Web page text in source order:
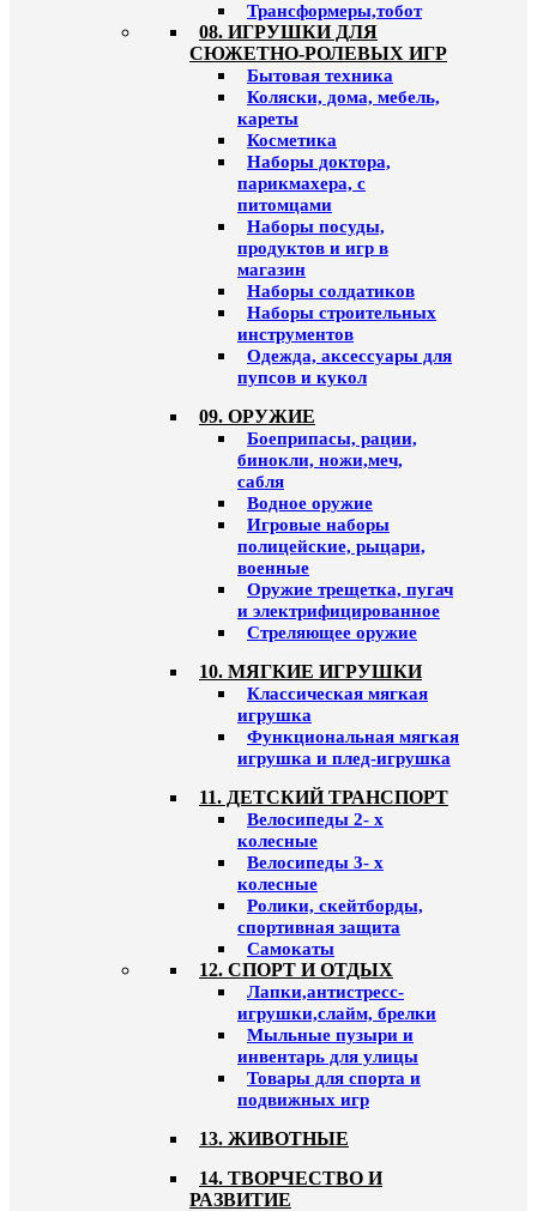
Трансформеры,тобот
08. ИГРУШКИ ДЛЯ
СЮЖЕТНО-РОЛЕВЫХ ИГР
Бытовая техника
Коляски, дома, мебель,
кареты
Косметика
Наборы доктора,
парикмахера, с
питомцами
Наборы посуды,
продуктов и игр в
магазин
Наборы солдатиков
Наборы строительных
инструментов
Одежда, аксессуары для
пупсов и кукол
09. ОРУЖИЕ
Боеприпасы, рации,
бинокли, ножи,меч,
сабля
Водное оружие
Игровые наборы
полицейские, рыцари,
военные
Оружие трещетка, пугач
и электрифицированное
Стреляющее оружие
10. МЯГКИЕ ИГРУШКИ
Классическая мягкая
игрушка
Функциональная мягкая
игрушка и плед-игрушка
11. ДЕТСКИЙ ТРАНСПОРТ
Велосипеды 2- х
колесные
Велосипеды 3- х
колесные
Ролики, скейтборды,
спортивная защита
Самокаты
12. СПОРТ И ОТДЫХ
Лапки,антистресс-
игрушки,слайм, брелки
Мыльные пузыри и
инвентарь для улицы
Товары для спорта и
подвижных игр
13. ЖИВОТНЫЕ
14. ТВОРЧЕСТВО И
РАЗВИТИЕ